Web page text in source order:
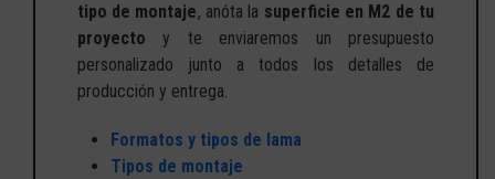
tipo de montaje, anóta la superficie en M2 de tu
proyecto y te enviaremos un presupuesto
personalizado junto a todos los detalles de
producción y entrega.
Formatos y tipos de lama
Tipos de montaje